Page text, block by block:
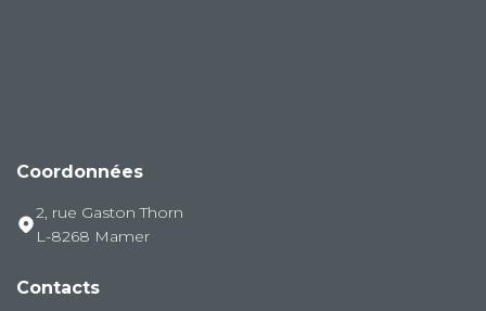
Coordonnées
2, rue Gaston Thorn
L-8268 Mamer
Contacts